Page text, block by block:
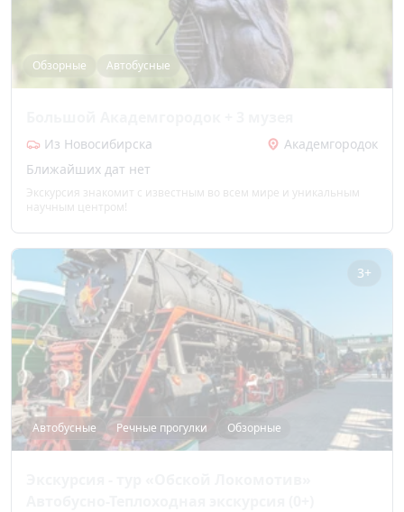
Обзорные Автобусные
Из Новосибирска
Академгородок
Ближайших дат нет
Экскурсия знакомит с известным во всем мире и уникальным
научным центром!
3+
Автобусные Речные прогулки Обзорные